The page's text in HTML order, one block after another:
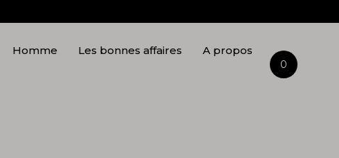
0
Homme Les bonnes affaires A propos